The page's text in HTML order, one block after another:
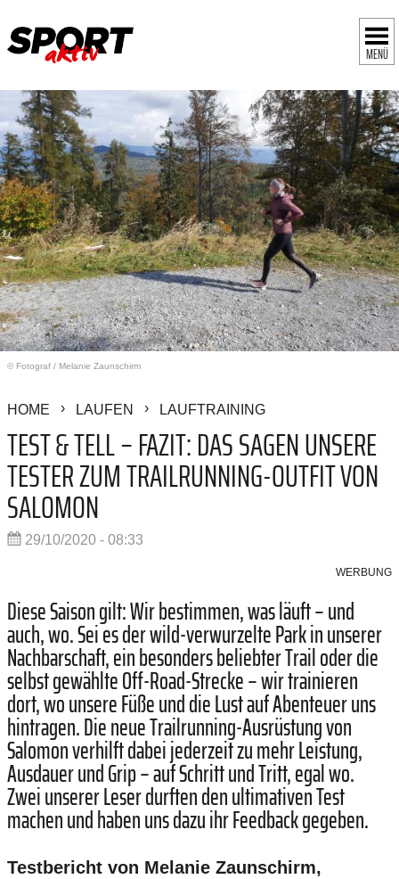
MENÜ
© Fotograf / Melanie Zaunschirm
HOME LAUFEN LAUFTRAINING
TEST & TELL – FAZIT: DAS SAGEN UNSERE
TESTER ZUM TRAILRUNNING-OUTFIT VON
SALOMON
29/10/2020 - 08:33
WERBUNG
Diese Saison gilt: Wir bestimmen, was läuft – und
auch, wo. Sei es der wild-verwurzelte Park in unserer
Nachbarschaft, ein besonders beliebter Trail oder die
selbst gewählte Off-Road-Strecke – wir trainieren
dort, wo unsere Füße und die Lust auf Abenteuer uns
hintragen. Die neue Trailrunning-Ausrüstung von
Salomon verhilft dabei jederzeit zu mehr Leistung,
Ausdauer und Grip – auf Schritt und Tritt, egal wo.
Zwei unserer Leser durften den ultimativen Test
machen und haben uns dazu ihr Feedback gegeben.
Testbericht von Melanie Zaunschirm,